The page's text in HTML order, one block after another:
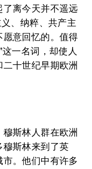
离今天并不遥远
、纳粹、共产主
愿意回忆的。值得
一名词，却使人
十世纪早期欧洲
斯林人群在欧洲
穆斯林来到了英
。他们中有许多